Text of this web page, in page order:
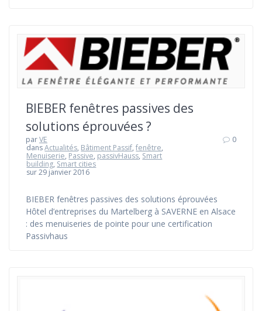
BIEBER fenêtres passives des
solutions éprouvées ?
parVE
dansActualités, Bâtiment Passif,fenêtre,
Menuiserie, Passive, passivHauss, Smart
building, Smart cities
sur 29 janvier 2016
0
BIEBER fenêtres passives des solutions éprouvées
Hôtel d’entreprises du Martelberg à SAVERNE en Alsace
: des menuiseries de pointe pour une certification
Passivhaus